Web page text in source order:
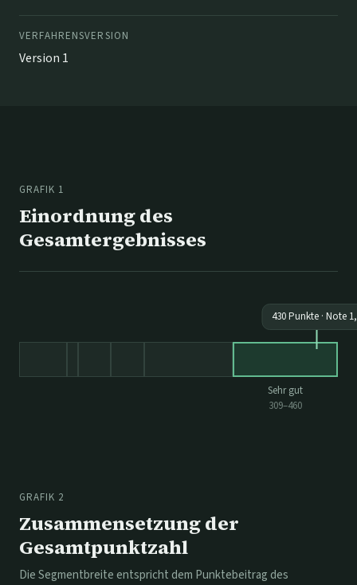
VERFAHRENSVERSION
Version 1
GRAFIK 1
Einordnung des
Gesamtergebnisses
430Punkte · Note
Sehr gut
309–460
GRAFIK 2
Zusammensetzung der
Gesamtpunktzahl
Die Segmentbreite entspricht dem Punktebeitrag des